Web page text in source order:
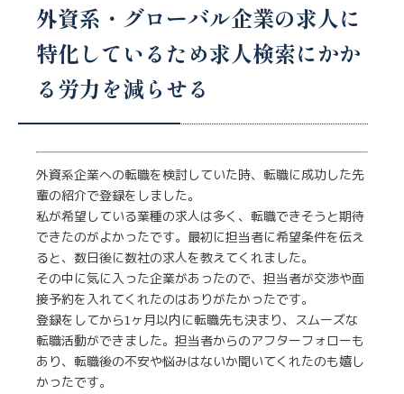
外資系・グローバル企業の求人に
特化しているため求人検索にかか
る労力を減らせる
外資系企業への転職を検討していた時、転職に成功した先
輩の紹介で登録をしました。
私が希望している業種の求人は多く、転職できそうと期待
できたのがよかったです。最初に担当者に希望条件を伝え
ると、数日後に数社の求人を教えてくれました。
その中に気に入った企業があったので、担当者が交渉や面
接予約を入れてくれたのはありがたかったです。
登録をしてから1ヶ月以内に転職先も決まり、スムーズな
転職活動ができました。担当者からのアフターフォローも
あり、転職後の不安や悩みはないか聞いてくれたのも嬉し
かったです。